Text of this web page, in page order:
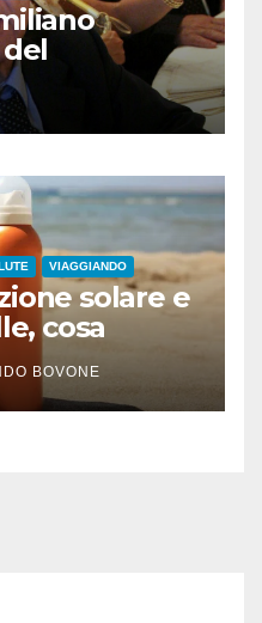
VIAGGIANDO
solare e
cosa
BOVONE